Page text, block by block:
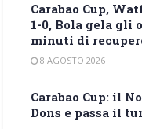
Carabao Cup,
1-0, Bola gela gli
minuti di
8 AGOSTO 2026
Carabao Cup: il
Dons e passa il